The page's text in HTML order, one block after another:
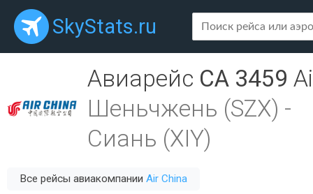
SkyStats.ru
Авиарейс CA 3459
Шеньчжень (SZX) -
Сиань (XIY)
Все рейсы авиакомпании Air China